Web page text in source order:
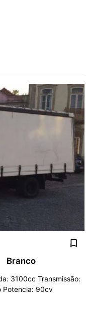
Branco
3100cc Transmissão:
Potencia: 90cv